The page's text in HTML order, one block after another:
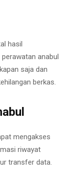
hasil
anabul
saja dan
berkas.
mengakses
riwayat
transfer data.